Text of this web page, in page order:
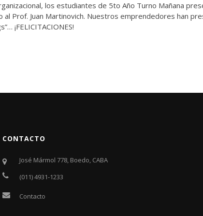
los estudiantes de 5to Año Turno Mañana
Prof. Juan Martinovich. Nuestros emprendedores han
¡FELICITACIONES!
CONTACTO
José Mármol 778, Boedo, CABA
(011) 4931-1233
Contacto